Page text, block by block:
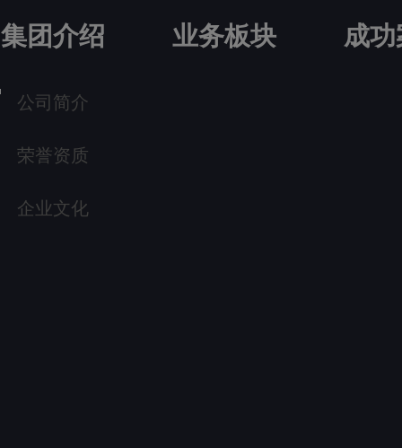
集团介绍
公司简介
荣誉资质
企业文化
业务板块 成